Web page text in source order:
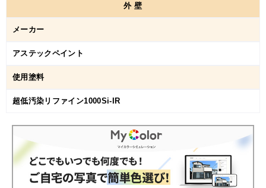
外壁
メーカー
アステックペイント
使用塗料
超低汚染リファイン1000Si-IR